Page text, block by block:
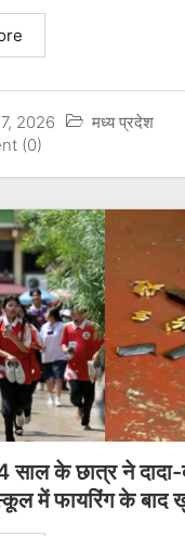
2026
मध्य प्रदेश
(0)
साल के छात्र ने दादा-
में फायरिंग के बाद